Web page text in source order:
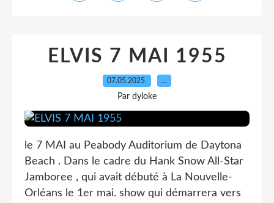
ELVIS 7 MAI 1955
07.05.2025 …
Par dyloke
le 7 MAI au Peabody Auditorium de Daytona
Beach . Dans le cadre du Hank Snow All-Star
Jamboree , qui avait débuté à La Nouvelle-
Orléans le 1er mai. show qui démarrera vers